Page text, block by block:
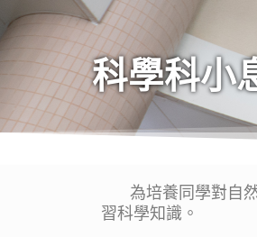
科學科小
為培養同學對自然
習科學知識。